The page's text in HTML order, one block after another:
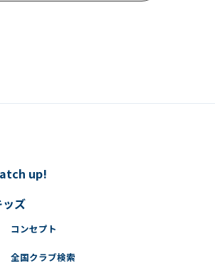
up!
ッズ
コンセプト
全国クラブ検索